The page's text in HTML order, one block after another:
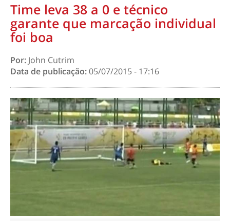
Time leva 38 a 0 e técnico
garante que marcação individual
foi boa
Por: John Cutrim
Data de publicação:05/07/2015 - 17:16